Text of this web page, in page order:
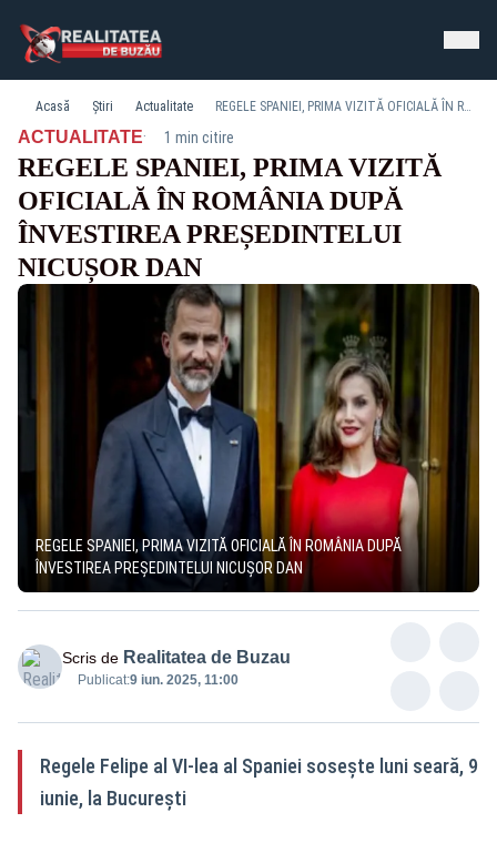
Acasă Știri Actualitate REGELE SPANIEI, PRIMA VIZITĂ OFICIALĂ ÎN ROMÂNIA DUPĂ ÎNVESTIREA PREȘEDINTELUI NICUȘOR DAN
ACTUALITATE· 1 min citire
REGELE SPANIEI, PRIMA VIZITĂ
OFICIALĂ ÎN ROMÂNIA DUPĂ
ÎNVESTIREA PREȘEDINTELUI
NICUȘOR DAN
REGELE SPANIEI, PRIMA VIZITĂ OFICIALĂ ÎN ROMÂNIA DUPĂ
ÎNVESTIREA PREȘEDINTELUI NICUȘOR DAN
Scris de Realitatea de Buzau
Publicat:9 iun. 2025, 11:00
Regele Felipe al VI-lea al Spaniei sosește luni seară, 9
iunie, la București